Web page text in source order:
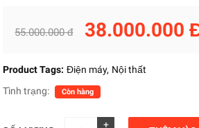
55.000.000 đ 38.000.000
Product Tags: Điện máy Nội thất
Tình trạng:
Còn hàng
+